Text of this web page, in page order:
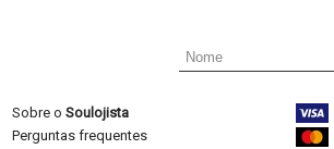
Sobre o Soulojista
Perguntas frequentes